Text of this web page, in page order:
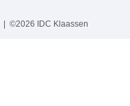
| ©2026 IDC Klaassen